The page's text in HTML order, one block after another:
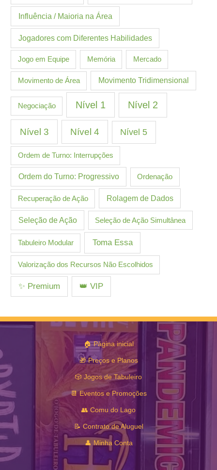
Influência / Maioria na Área
Jogadores com Diferentes Habilidades
Jogo em Equipe Memória Mercado
Movimento de Área Movimento Tridimensional
Negociação Nível 1 Nível 2
Nível 3 Nível 4 Nível 5
Ordem de Turno: Interrupções
Ordem do Turno: Progressivo Ordenação
Recuperação de Ação Rolagem de Dados
Seleção de Ação Seleção de Ação Simultânea
Tabuleiro Modular Toma Essa
Valorização dos Recursos Não Escolhidos
✨ Premium 👑 VIP
🏠 Página inicial
🎁 Preços e Planos
🎲 Jogos de Tabuleiro
📆 Eventos e Promoções
👥 Comu do Lago
📝 Contrato de Aluguel
👤 Minha Conta